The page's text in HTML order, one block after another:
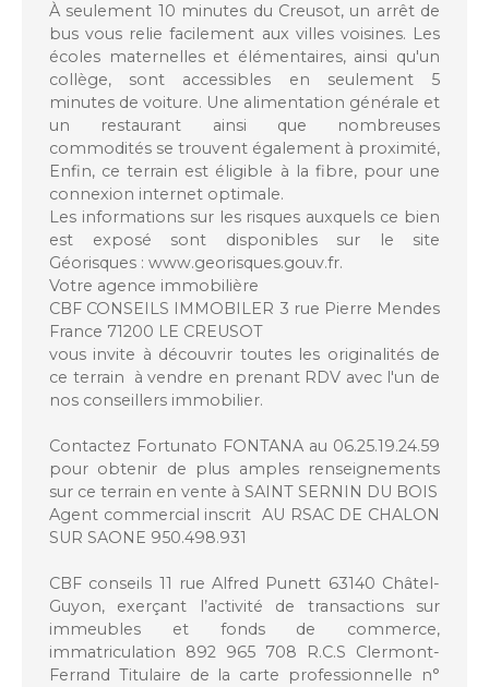
À seulement 10 minutes du Creusot, un arrêt de
bus vous relie facilement aux villes voisines. Les
écoles maternelles et élémentaires, ainsi qu'un
collège, sont accessibles en seulement 5
minutes de voiture. Une alimentation générale et
un restaurant ainsi que nombreuses
commodités se trouvent également à proximité,
Enfin, ce terrain est éligible à la fibre, pour une
connexion internet optimale.
Les informations sur les risques auxquels ce bien
est exposé sont disponibles sur le site
Géorisques : www.georisques.gouv.fr.
Votre agence immobilière
CBF CONSEILS IMMOBILER 3 rue Pierre Mendes
France 71200 LE CREUSOT
vous invite à découvrir toutes les originalités de
ce terrain à vendre en prenant RDV avec l'un de
nos conseillers immobilier.
Contactez Fortunato FONTANA au 06.25.19.24.59
pour obtenir de plus amples renseignements
sur ce terrain en vente à SAINT SERNIN DU BOIS
Agent commercial inscrit AU RSAC DE CHALON
SUR SAONE 950.498.931
CBF conseils 11 rue Alfred Punett 63140 Châtel-
Guyon, exerçant l’activité de transactions sur
immeubles et fonds de commerce,
immatriculation 892 965 708 R.C.S Clermont-
Ferrand Titulaire de la carte professionnelle n°